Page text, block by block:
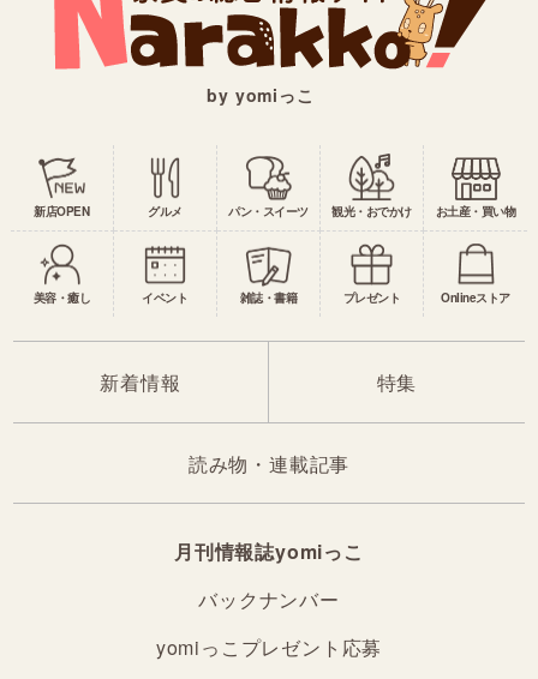
by yomiっこ
新店OPEN グルメ パン・スイーツ 観光・おでかけ お土産・買い物
美容・癒し イベント 雑誌・書籍 プレゼント Onlineストア
新着情報 特集
読み物・連載記事
月刊情報誌yomiっこ
バックナンバー
yomiっこプレゼント応募